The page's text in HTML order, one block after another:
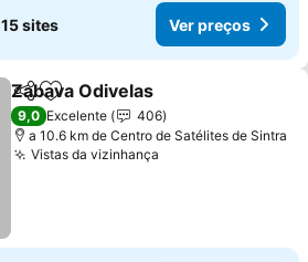
15 sites Ver preços
PartilharAdicionar aos favoritos
Zabava Odivelas
9,0 Excelente
406
a 10.6 km de Centro de Satélites de Sintra
Vistas da vizinhança